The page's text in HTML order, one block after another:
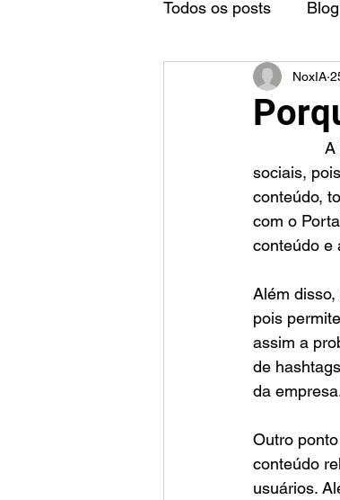
Todos os posts Blog
NoxIA
sociais,
conteúdo,
com o
conteúdo e
Além
pois
assim a
de
da
Outro
conteúdo
usuários.